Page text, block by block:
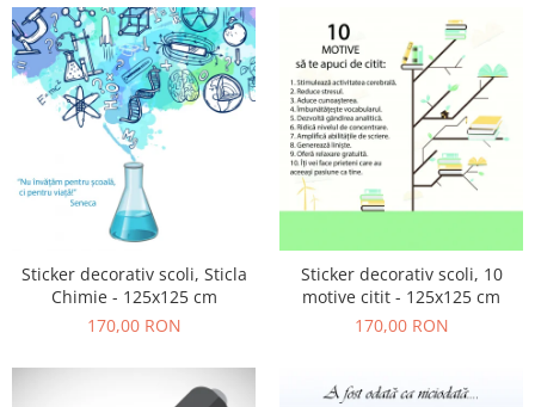
Sticker decorativ scoli, Sticla
Chimie - 125x125 cm
170,00 RON
Sticker decorativ scoli, 10
motive citit - 125x125 cm
170,00 RON